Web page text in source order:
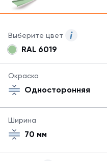
Выберите цвет
быть
все
цвета
RAL 6019
Окраска
Односторонняя
Ширина
70 мм